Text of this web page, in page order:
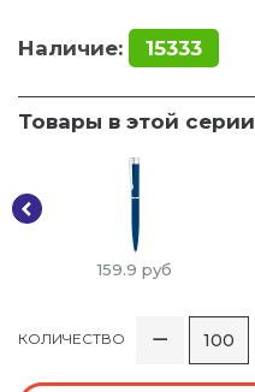
Наличие: 15333
Товары в этой серии
159.9 руб
КОЛИЧЕСТВО